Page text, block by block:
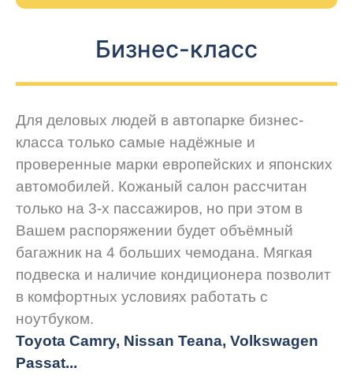
Бизнес-класс
Для деловых людей в автопарке бизнес-
класса только самые надёжные и
проверенные марки европейских и японских
автомобилей. Кожаный салон рассчитан
только на 3-х пассажиров, но при этом в
Вашем распоряжении будет объёмный
багажник на 4 больших чемодана. Мягкая
подвеска и наличие кондиционера позволит
в комфортных условиях работать с
ноутбуком.
Toyota Camry, Nissan Teana, Volkswagen
Passat...